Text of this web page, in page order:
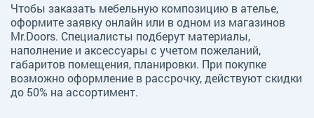
Чтобы заказать мебельную композицию в ателье,
оформите заявку онлайн или в одном из магазинов
Mr.Doors. Специалисты подберут материалы,
наполнение и аксессуары с учетом пожеланий,
габаритов помещения, планировки. При покупке
возможно оформление в рассрочку, действуют скидки
до 50% на ассортимент.